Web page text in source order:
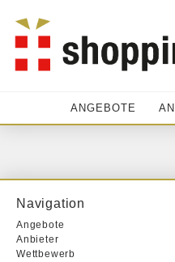
ANGEBOTE
Navigation
Angebote
Anbieter
Wettbewerb